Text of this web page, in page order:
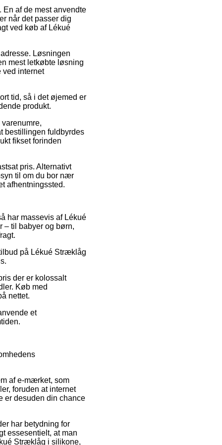
af de mest anvendte
når det passer dig
ved køb af Lékué
Løsningen
mest letkøbte løsning
ved internet
tid, så i det øjemed er
produkt.
bestillingen fuldbyrdes
fikset forinden
pris. Alternativt
til om du bor nær
afhentningssted.
har massevis af Lékué
– til babyer og børn,
på Lékué Stræklåg
der er kolossalt
Køb med
nettet.
et
af e-mærket, som
foruden at internet
er desuden din chance
har betydning for
essesentielt, at man
Stræklåg i silikone,